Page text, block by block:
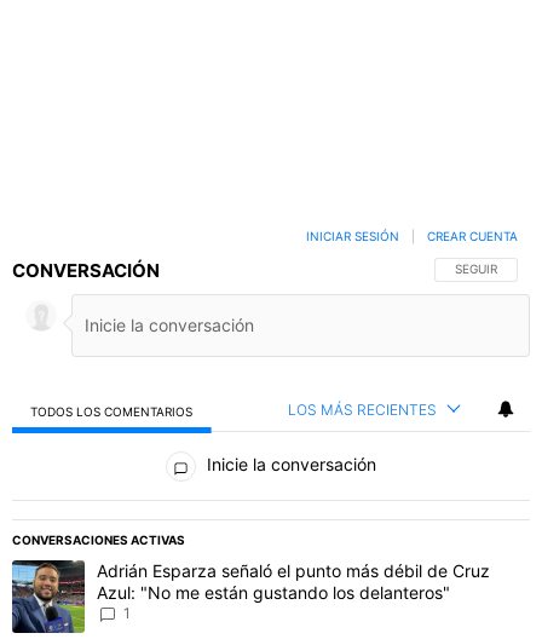
CONVERSACIÓN SIGA ESTA
SEGUIR
INICIAR SESIÓN CREAR CUENTA
TODOS LOS COMENTARIOS LOS MÁS RECIENTES
Todos los comentarios
Inicie la conversación